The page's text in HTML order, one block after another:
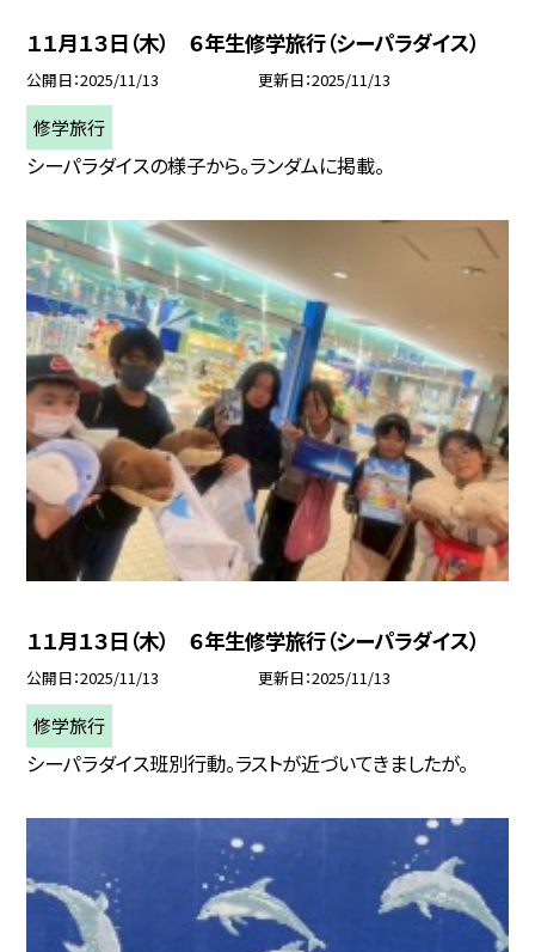
１１月１３日（木） ６年生修学旅行（シーパラダイス）
公開日 2025/11/13 更新日 2025/11/13
修学旅行
シーパラダイスの様子から。ランダムに掲載。
１１月１３日（木） ６年生修学旅行（シーパラダイス）
公開日 2025/11/13 更新日 2025/11/13
修学旅行
シーパラダイス班別行動。ラストが近づいてきましたが。